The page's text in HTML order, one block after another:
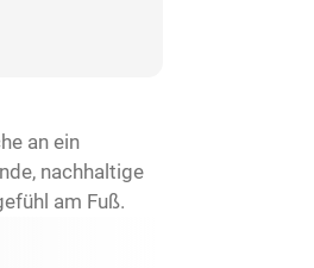
an ein
nachhaltige
am Fuß.